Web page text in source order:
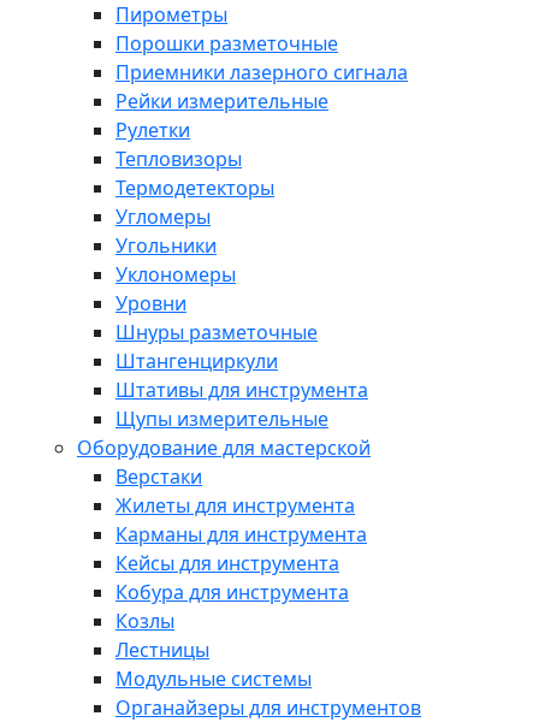
Пирометры
Порошки разметочные
Приемники лазерного сигнала
Рейки измерительные
Рулетки
Тепловизоры
Термодетекторы
Угломеры
Угольники
Уклономеры
Уровни
Шнуры разметочные
Штангенциркули
Штативы для инструмента
Щупы измерительные
Оборудование для мастерской
Верстаки
Жилеты для инструмента
Карманы для инструмента
Кейсы для инструмента
Кобура для инструмента
Козлы
Лестницы
Модульные системы
Органайзеры для инструментов